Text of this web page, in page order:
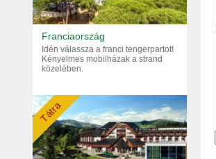
Franciaország
Idén válassza a franci tengerpartot!
Kényelmes mobilházak a strand
közelében.
Tátra